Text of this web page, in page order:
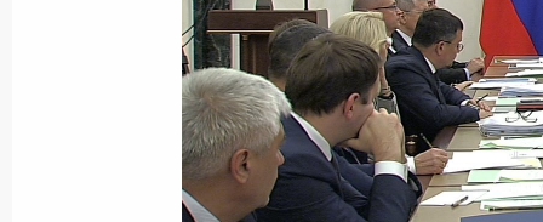
Совещание по финансовому
оздоровлению организаций